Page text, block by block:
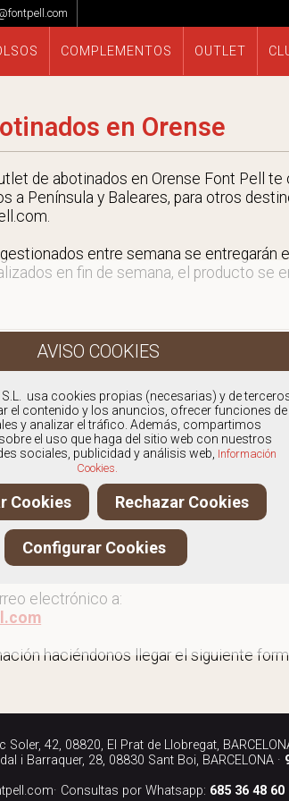
COMPLEMENTOS OUTLET
en Orense
de abotinados en Orense Font Pell te
a Península y Baleares, para otros
entre semana se entregarán
en fin de semana, el producto se
en Outlet de abotinados, y ofrecemos
llamándonos a los teléfonos:
electrónico a:
haciéndonos llegar el siguiente
Soler, 42, 08820, El Prat de Llobregat,
i Barraquer, 28, 08830 Sant Boi, BARCELONA ·
· Consultas por Whatsapp: 685 36 48 60
S.L. usa cookies propias (necesarias) y de
el contenido y los anuncios, ofrecer funciones de
y analizar el tráfico. Además, compartimos
el uso que haga del sitio web con nuestros
sociales, publicidad y análisis web, Información
Cookies.
Cookies Rechazar Cookies
Configurar Cookies